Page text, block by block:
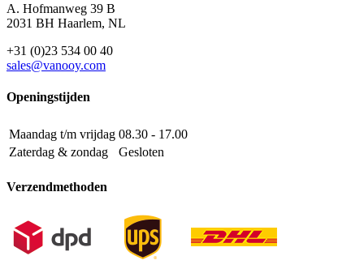
A. Hofmanweg 39 B
2031 BH Haarlem, NL
+31 (0)23 534 00 40
sales@vanooy.com
Openingstijden
Maandag t/m vrijdag 08.30 - 17.00
Zaterdag & zondag
Gesloten
Verzendmethoden